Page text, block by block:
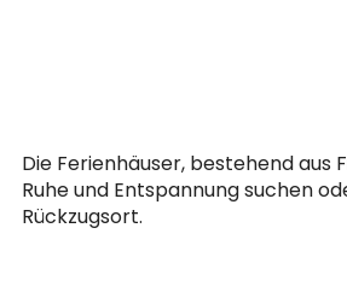
Die Ferienhäuser, bestehend aus
Ruhe und Entspannung suchen
Rückzugsort.